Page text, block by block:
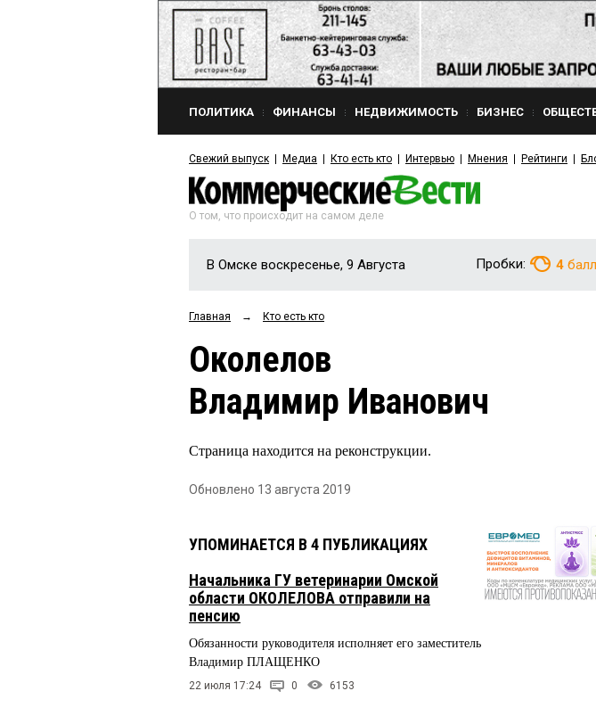
ПОЛИТИКА ФИНАНСЫ НЕДВИЖИМОСТЬ БИЗНЕС
Свежий выпуск Медиа Кто есть кто Интервью Мнения Рейтинги
О том, что происходит на самом деле
В Омске воскресенье, 9 Августа Пробки: 4
Главная → Кто есть кто
Околелов
Владимир Иванович
Страница находится на реконструкции.
Обновлено 13 августа 2019
УПОМИНАЕТСЯ В 4 ПУБЛИКАЦИЯХ
Начальника ГУ ветеринарии Омской
области ОКОЛЕЛОВА отправили на
пенсию
Обязанности руководителя исполняет его заместитель
Владимир ПЛАЩЕНКО
22 июля 17:24 0 6153